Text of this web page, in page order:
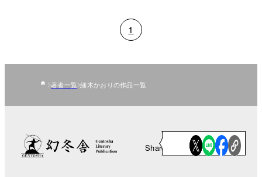
1
著者一覧 細木かおりの作品一覧
Share